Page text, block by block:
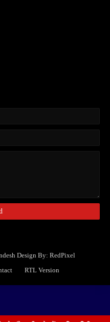
Design By: RedPixel
RTL Version